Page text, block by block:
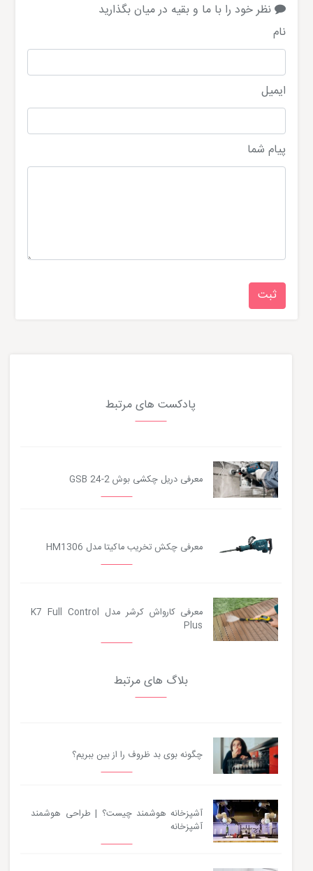
نظر خود را با ما و بقیه در میان بگذارید
نام
ایمیل
پیام شما
پادکست های مرتبط
معرفی دریل چکشی بوش GSB 24-2
معرفی چکش تخریب ماکیتا مدل HM1306
معرفی کارواش کرشر مدل K7 Full Control
Plus
بلاگ های مرتبط
چگونه بوی بد ظروف را از بین ببریم؟
آشپزخانه هوشمند چیست؟ | طراحی هوشمند
آشپزخانه